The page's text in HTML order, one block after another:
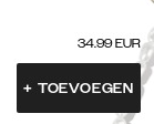
34.99 EUR
+ TOEVOEGEN